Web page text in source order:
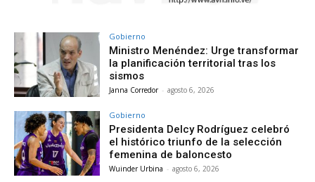
Gobierno
Ministro Menéndez: Urge transformar
la planificación territorial tras los
sismos
Janna Corredor - agosto 6, 2026
Gobierno
Presidenta Delcy Rodríguez celebró
el histórico triunfo de la selección
femenina de baloncesto
Wuinder Urbina - agosto 6, 2026